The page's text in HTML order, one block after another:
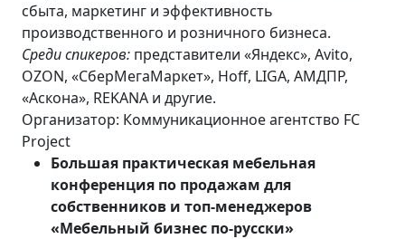
сбыта, маркетинг и эффективность
производственного и розничного бизнеса.
Среди спикеров: представители «Яндекс», Avito,
OZON, «СберМегаМаркет», Hoff, LIGA, АМДПР,
«Аскона», REKANA и другие.
Организатор: Коммуникационное агентство FC
Project
Большая практическая мебельная
конференция по продажам для
собственников и топ-менеджеров
«Мебельный бизнес по-русски»